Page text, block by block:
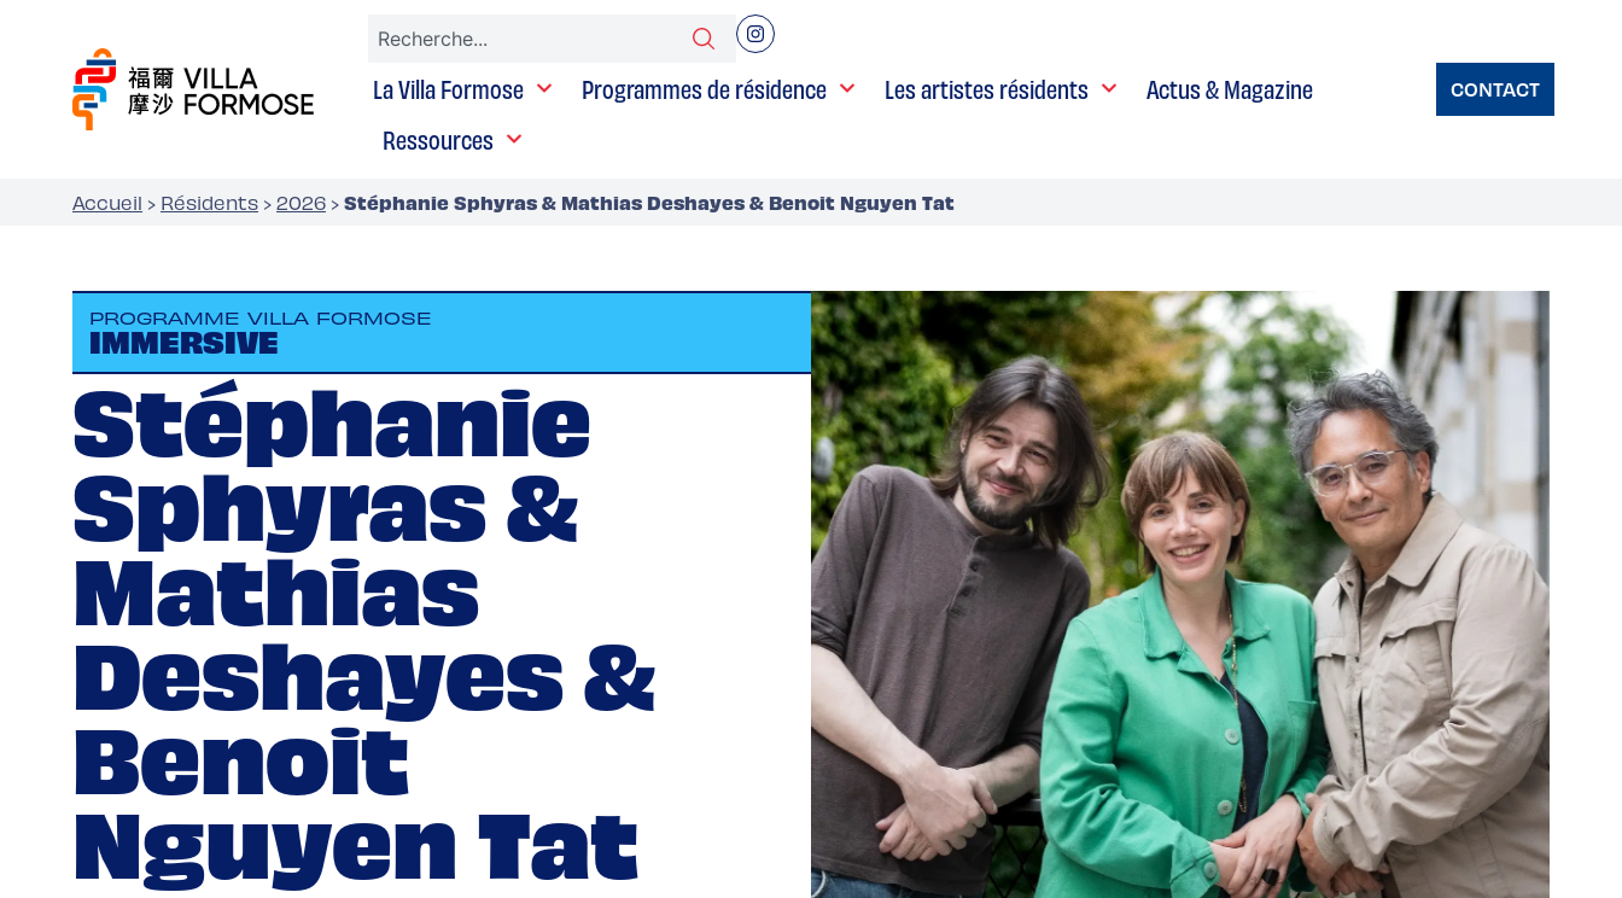
La Villa Formose Programmes de résidence Les artistes résidents
Actus & Magazine
Ressources
CONTACT
Accueil › Résidents › 2026 › Stéphanie Sphyras & Mathias Deshayes & Benoit Nguyen Tat
PROGRAMME VILLA FORMOSE
IMMERSIVE
Stéphanie
Sphyras &
Mathias
Deshayes &
Benoit
Nguyen Tat